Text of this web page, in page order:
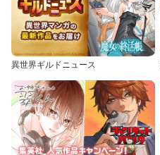
異世界ギルドニュース